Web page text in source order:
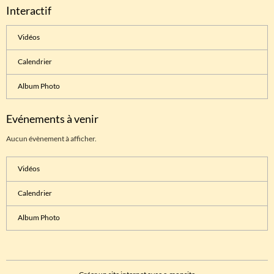
Interactif
Vidéos
Calendrier
Album Photo
Evénements à venir
Aucun évènement à afficher.
Vidéos
Calendrier
Album Photo